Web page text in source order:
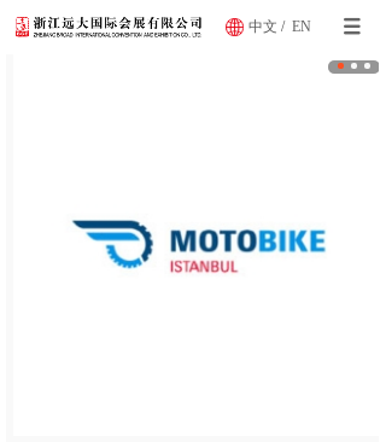
中文 / EN